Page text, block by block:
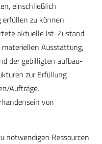
einschließlich
zu können.
aktuelle Ist-Zustand
Ausstattung,
der gebilligten aufbau-
zur Erfüllung
Aufträge.
von
notwendigen Ressourcen